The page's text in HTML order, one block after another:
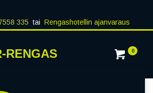
335 tai Rengashotellin ajanvaraus
RENGAS 0